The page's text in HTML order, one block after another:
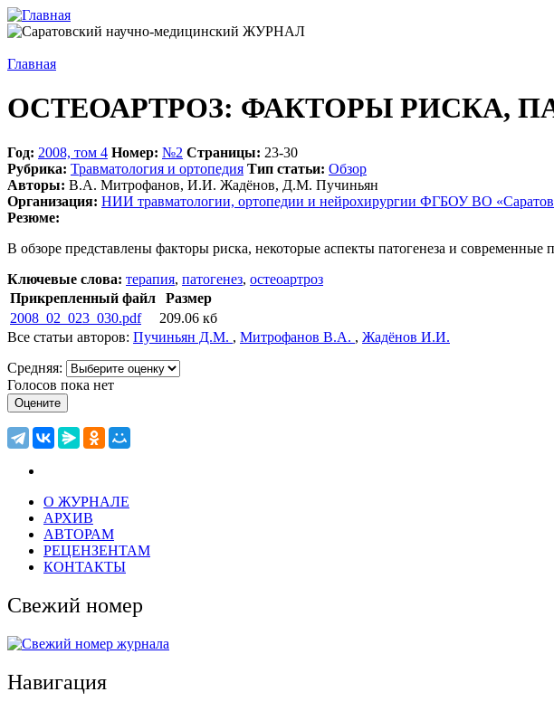
Главная
ОСТЕОАРТРОЗ: ФАКТОРЫ РИСКА,
Год: 2008, том 4 Номер: №2 Страницы: 23-30
Рубрика: Травматология и ортопедия Тип статьи: Обзор
Авторы: В.А. Митрофанов, И.И. Жадёнов, Д.М. Пучиньян
Организация: НИИ травматологии, ортопедии и нейрохирургии ФГБОУ ВО
Резюме:
В обзоре представлены факторы риска, некоторые аспекты патогенеза и современные
Ключевые слова: терапия, патогенез, остеоартроз
Прикрепленный файл
Размер
2008_02_023_030.pdf
209.06 кб
Все статьи авторов: Пучиньян Д.М. , Митрофанов В.А. , Жадёнов И.И.
Средняя:
Голосов пока нет
О ЖУРНАЛЕ
АРХИВ
АВТОРАМ
РЕЦЕНЗЕНТАМ
КОНТАКТЫ
Свежий номер
Навигация